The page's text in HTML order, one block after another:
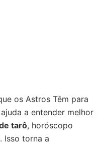
os Astros Têm para
a entender melhor
tarô, horóscopo
Isso torna a